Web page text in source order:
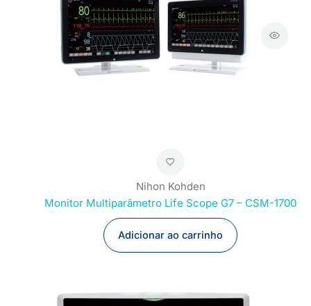
Nihon Kohden
Monitor Multiparâmetro Life Scope G7 – CSM-1700
Adicionar ao carrinho